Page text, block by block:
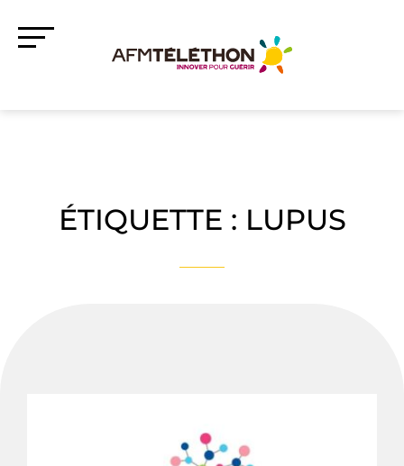
ÉTIQUETTE : LUPUS